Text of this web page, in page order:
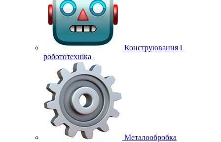
Конструювання і
робототехніка
Металообробка